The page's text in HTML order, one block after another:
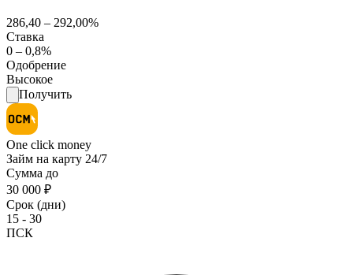
286,40 – 292,00%
Ставка
0 – 0,8%
Одобрение
Высокое
Получить
One click money
Займ на карту 24/7
Сумма до
30 000 ₽
Срок (дни)
15 - 30
ПСК